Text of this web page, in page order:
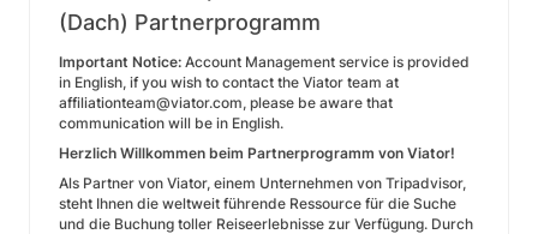
(Dach) Partnerprogramm
Important Notice: Account Management service is provided
in English, if you wish to contact the Viator team at
affiliationteam@viator.com, please be aware that
communication will be in English.
Herzlich Willkommen beim Partnerprogramm von Viator!
Als Partner von Viator, einem Unternehmen von Tripadvisor,
steht Ihnen die weltweit führende Ressource für die Suche
und die Buchung toller Reiseerlebnisse zur Verfügung. Durch